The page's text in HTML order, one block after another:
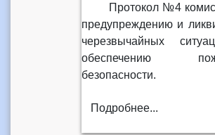
Протокол №4
предупреждению и
черезвычайных
обеспечению
безопасности.
Подробнее...